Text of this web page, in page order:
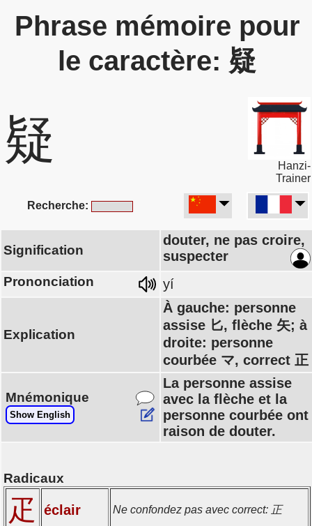
Phrase mémoire pour
le caractère: 疑
疑
Hanzi-
Trainer
Recherche:
Signification
douter, ne pas croire,
suspecter
Prononciation yí
Explication
À gauche: personne
assise 匕, flèche 矢; à
droite: personne
courbée マ, correct 正
Mnémonique
Show English
La personne assise
avec la flèche et la
personne courbée ont
raison de douter.
Radicaux
疋 éclair Ne confondez pas avec correct: 正